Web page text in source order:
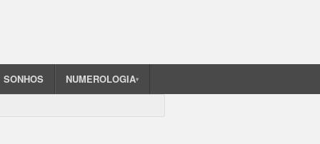
SONHOS NUMEROLOGIA▾